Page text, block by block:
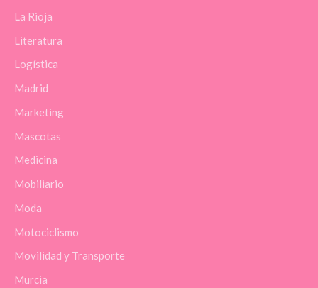
La Rioja
Literatura
Logística
Madrid
Marketing
Mascotas
Medicina
Mobiliario
Moda
Motociclismo
Movilidad y Transporte
Murcia